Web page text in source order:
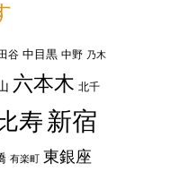
谷 中目黒 中野 乃木
六本木 北千
寿 新宿
有楽町 東銀座